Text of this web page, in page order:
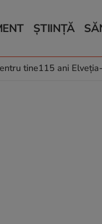
ȘTIINȚĂ
Schimbări
tine115 ani